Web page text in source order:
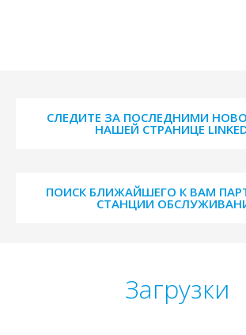
СЛЕДИТЕ ЗА ПОСЛЕДНИМИ
НАШЕЙ СТРАНИЦЕ
ПОИСК БЛИЖАЙШЕГО К ВАМ
СТАНЦИИ
Загрузки